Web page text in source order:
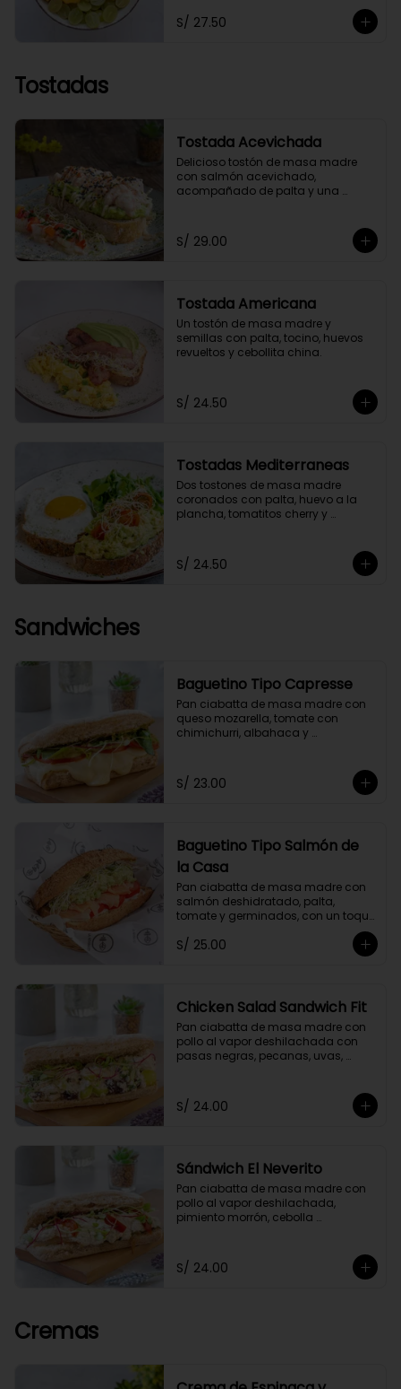
S/ 27.50
Tostadas
Tostada Acevichada
Delicioso tostón de masa madre
con salmón acevichado,
acompañado de palta y una
salsa acevichada a nuestro estilo
saludable.
S/ 29.00
Tostada Americana
Un tostón de masa madre y
semillas con palta, tocino, huevos
revueltos y cebollita china.
S/ 24.50
Tostadas Mediterraneas
Dos tostones de masa madre
coronados con palta, huevo a la
plancha, tomatitos cherry y
S/ 24.50
Sandwiches
Baguetino Tipo Capresse
Pan ciabatta de masa madre con
queso mozarella, tomate con
chimichurri, albahaca y
S/ 23.00
Baguetino Tipo Salmón de
la Casa
Pan ciabatta de masa madre con
salmón deshidratado, palta,
tomate y germinados, con un toque
cebolla china.
S/ 25.00
Chicken Salad Sandwich Fit
Pan ciabatta de masa madre con
pollo al vapor deshilachada con
pasas negras, pecanas, uvas,
germinados.
S/ 24.00
Sándwich El Neverito
Pan ciabatta de masa madre con
pollo al vapor deshilachada,
pimiento morrón, cebolla
toque de orégano. Con mayonesa
de cashews.
S/ 24.00
Cremas